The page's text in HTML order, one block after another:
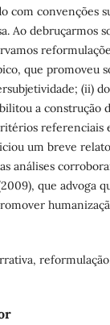
com convenções
Ao debruçarmos
que promoveu
(ii)
a construção
referenciais
um breve
análises
que advoga